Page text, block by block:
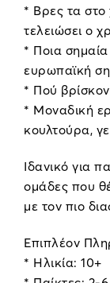
* Βρες τα στο
τελειώσει ο
* Ποια
ευρωπαϊκή
* Πού
* Μοναδική
κουλτούρα,
Ιδανικό για
ομάδες που
με τον πιο
Επιπλέον
* Ηλικία: 10+